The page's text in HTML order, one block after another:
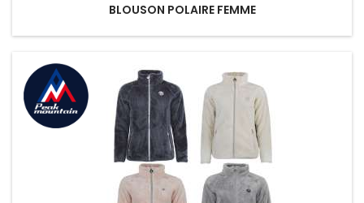
BLOUSON POLAIRE FEMME